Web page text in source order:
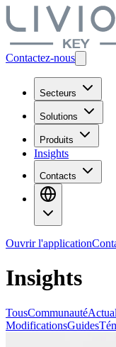
Contactez-nous
Secteurs
Solutions
Produits
Insights
Contacts
Ouvrir l'application
Insights
TousCommunauté
ModificationsGuides